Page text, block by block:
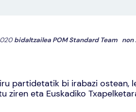
bidaltzailea POM Standard Team non
partidetatik bi irabazi ostean,
ziren eta Euskadiko